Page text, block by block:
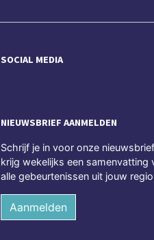
SOCIAL MEDIA
NIEUWSBRIEF AANMELDEN
Schrijf je in voor onze
krijg wekelijks een samenvatting
alle gebeurtenissen uit jouw
Aanmelden